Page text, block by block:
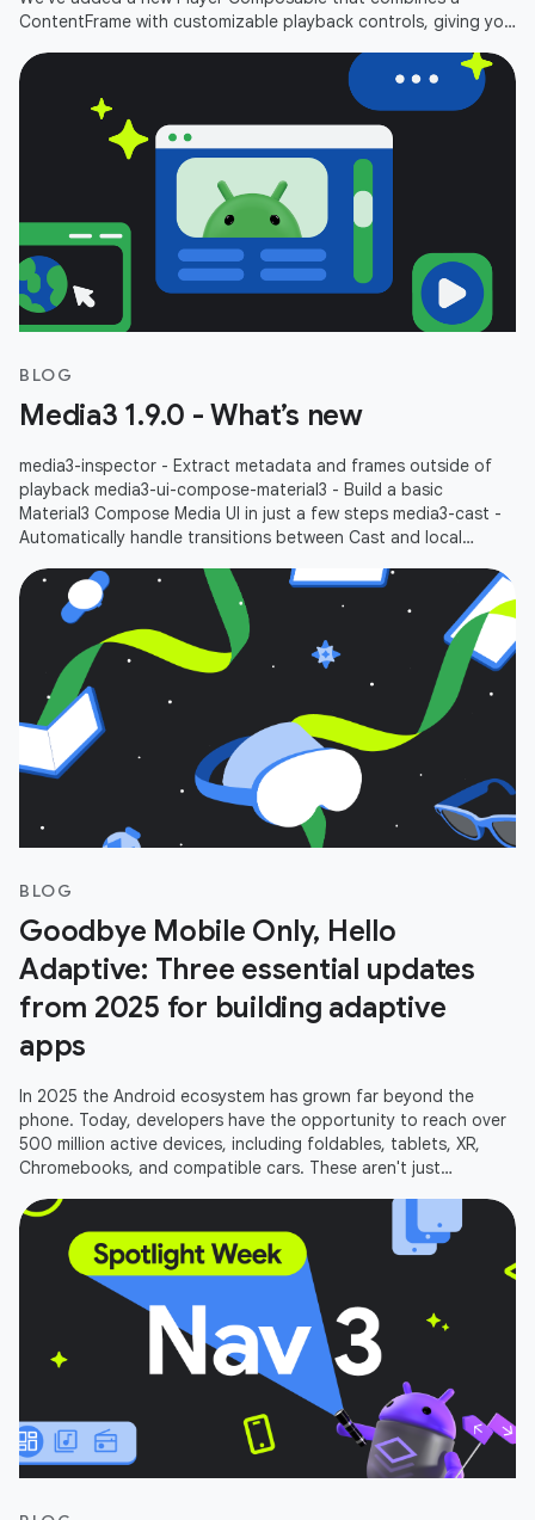
ContentFrame with customizable playback controls, giving you
BLOG
Media3 1.9.0 - What’s new
media3-inspector - Extract metadata and frames outside of
playback media3-ui-compose-material3 - Build a basic
Material3 Compose Media UI in just a few steps media3-cast -
Automatically handle transitions between Cast and local
BLOG
Goodbye Mobile Only, Hello
Adaptive: Three essential updates
from 2025 for building adaptive
apps
In 2025 the Android ecosystem has grown far beyond the
phone. Today, developers have the opportunity to reach over
500 million active devices, including foldables, tablets, XR,
Chromebooks, and compatible cars. These aren't just